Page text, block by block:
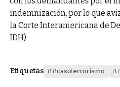
indemnización, por lo que
la Corte Interamericana de
IDH).
Etiquetas #casoterrorismo